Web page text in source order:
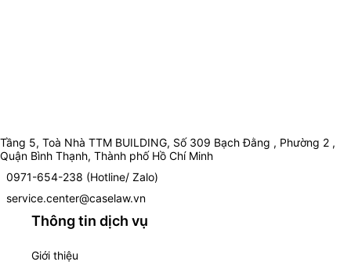
Tầng 5, Toà Nhà TTM BUILDING, Số 309 Bạch Đằng , Phường 2 ,
Quận Bình Thạnh, Thành phố Hồ Chí Minh
0971-654-238 (Hotline/ Zalo)
service.center@caselaw.vn
Thông tin dịch vụ
Giới thiệu